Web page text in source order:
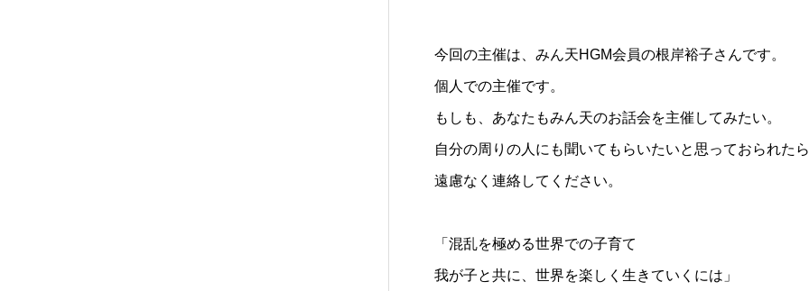
今回の主催は、みん天HGM会員の根岸裕子さんです。
個人での主催です。
もしも、あなたもみん天のお話会を主催してみたい。
自分の周りの人にも聞いてもらいたいと思っておられたら
遠慮なく連絡してください。
「混乱を極める世界での子育て
我が子と共に、世界を楽しく生きていくには」